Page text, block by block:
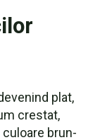
plat,
crestat,
brun-